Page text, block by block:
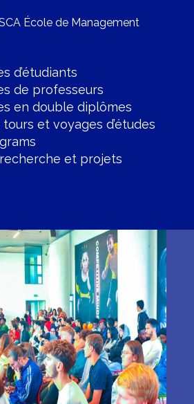
École de Management
d’étudiants
de professeurs
en double diplômes
et voyages d’études
et projets